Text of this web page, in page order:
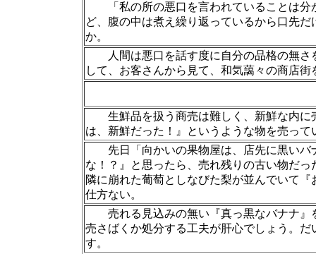
「私の所の悪口を言われていることは分
ど、腹の中は煮え繰り返っているから口先
か。
人間は悪口を話す度に自分の品格の無さ
して、お客さんから見て、和気藹々の商店
生鮮品を扱う商売は難しく、新鮮な内に
は、新鮮だった！』というような物を売っ
先日「向かいの果物屋は、店先に黒いバ
な！？』と思ったら、売れ残りの古い物だ
隣に崩れた葡萄としなびた梨が並んでいて
仕方ない。
売れる見込みの無い『真っ黒なバナナ』
売さばくか処分する工夫が肝心でしょう。
す。